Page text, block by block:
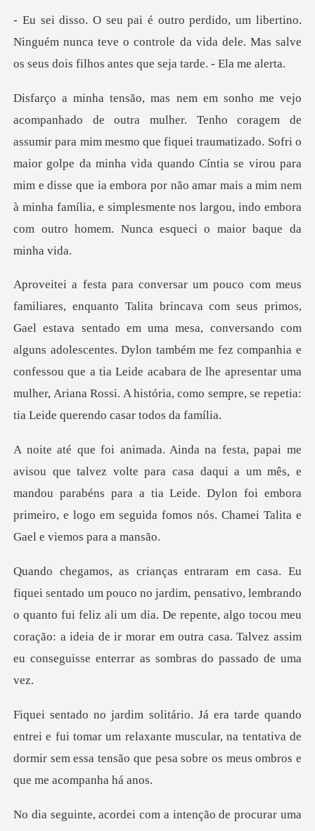
.
Ninguém nunca teve o controle da vida dele. Mas salve
iquei traumatizado. Sofri o
maior golpe da minha vida quando Cíntia se virou para
mim e disse que ia embora por não amar mais
tado em uma mesa, conversando com
alguns adolescentes. Dylon também me fez companhia e
confessou que a tia Leide acabara d
ara casa daqui a um mês, e
mandou parabéns para a tia Leide. Dylon foi embora
pr
vo, lembrando
o quanto fui feliz ali um dia. De repente, algo tocou meu
coração: a ideia de i
fui tomar um relaxante muscular, na tentativa de
dormir sem essa